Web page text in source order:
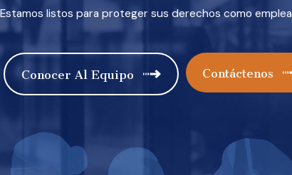
Estamos listos para proteger sus derechos como
Conocer Al Equipo Contáctenos